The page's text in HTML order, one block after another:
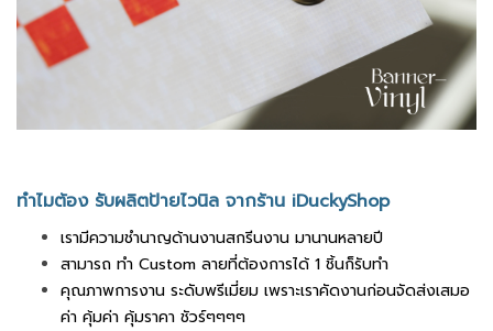
ทำไมต้อง รับผลิตป้ายไวนิล จากร้าน iDuckyShop
เรามีความชำนาญด้านงานสกรีนงาน มานานหลายปี
สามารถ ทำ Custom ลายที่ต้องการได้ 1 ชิ้นก็รับทำ
คุณภาพการงาน ระดับพรีเมี่ยม เพราะเราคัดงานก่อนจัดส่งเสมอ
ค่า คุ้มค่า คุ้มราคา ชัวร์ๆๆๆๆ